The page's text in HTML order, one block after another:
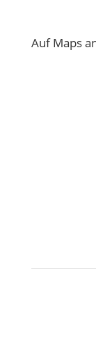
Auf Maps